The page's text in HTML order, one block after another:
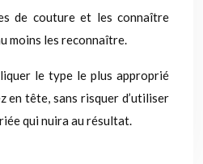
de couture et les connaître
moins les reconnaître.
le type le plus approprié
en tête, sans risquer d’utiliser
qui nuira au résultat.